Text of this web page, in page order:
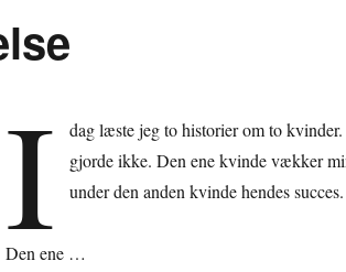
I
dag læste jeg to historier om to
gjorde ikke. Den ene kvinde vækker
under den anden kvinde hendes succes.
Den ene …